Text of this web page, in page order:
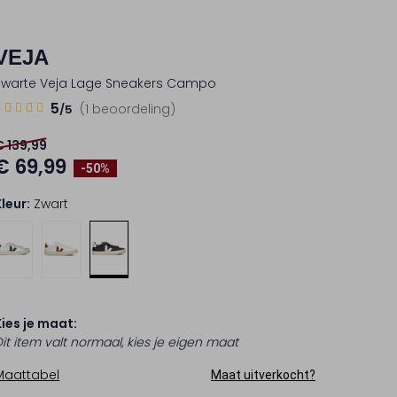
Veja Lage Sneakers Campo
(1 beoordeling)
5/5
-50%
139,99
69,99
Zwart
je maat:
item valt normaal, kies je eigen maat
Maat uitverkocht?